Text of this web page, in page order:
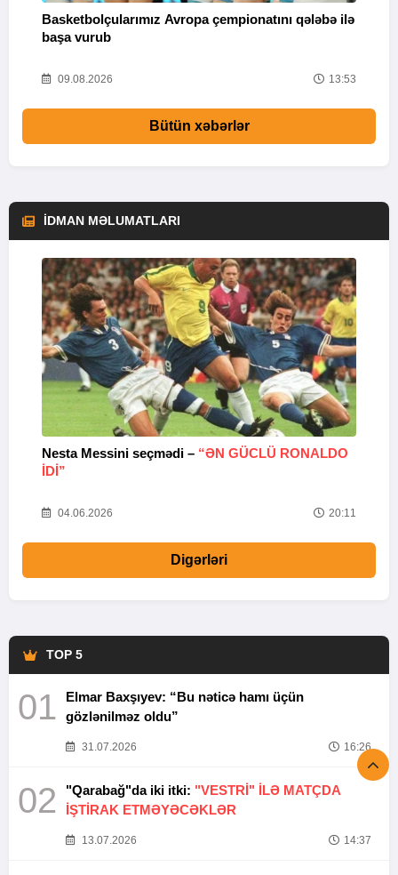
Basketbolçularımız Avropa çempionatını qələbə ilə
başa vurub
09.08.2026 13:53
Bütün xəbərlər
İDMAN MƏLUMATLARI
Nesta Messini seçmədi – “ƏN GÜCLÜ RONALDO
IDI”
04.06.2026 20:11
Digərləri
TOP 5
01
Elmar Baxşıyev: “Bu nəticə hamı üçün
gözlənilməz oldu”
31.07.2026 16:26
02 "Qarabağ"da iki itki: "VESTRİ" İLƏ MATÇDA
İŞTİRAK ETMƏYƏCƏKLƏR
13.07.2026 14:37